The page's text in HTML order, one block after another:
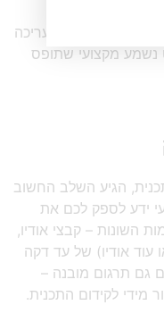
ומבטיח
ההאזנה. שלבי עריכה
נשמע מקצועי שתופס
הגיע השלב החשוב
ידע לספק לכם את
השונות – קבצי אודיו,
עוד אודיו) של עד דקה
גם תרגום מובנה –
מידי לקידום התכנית.